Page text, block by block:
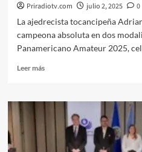
Priradiotv.com julio 2, 2025
0
La ajedrecista tocancipeña
campeona absoluta en dos
Panamericano Amateur 2025,
Leer másLeer
Adriana
campeona
panamericana